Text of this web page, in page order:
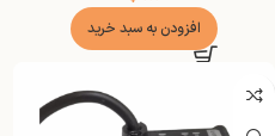
افزودن به سبد خرید